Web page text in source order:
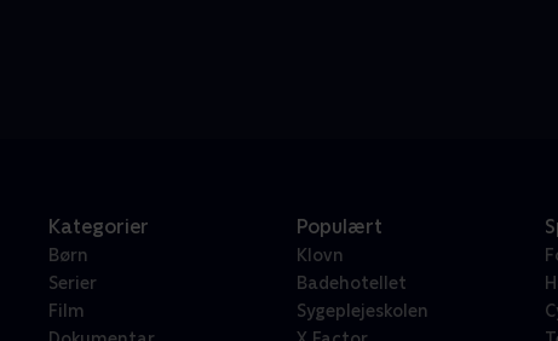
Kategorier
Børn
Serier
Film
Populært
Klovn
Badehotellet
Sygeplejeskolen